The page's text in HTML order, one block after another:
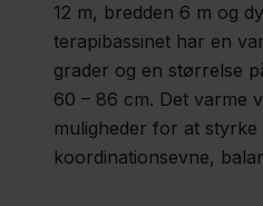
Region
Sjælland
Om
12 m, bredden 6 m og
terapibassinet har en
grader og en størrelse
60 – 86 cm. Det varme
muligheder for at
koordinationsevne,